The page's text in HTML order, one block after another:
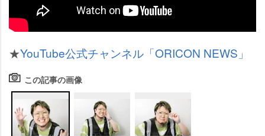
★YouTube公式チャンネル「ORICON NEWS」
この記事の画像